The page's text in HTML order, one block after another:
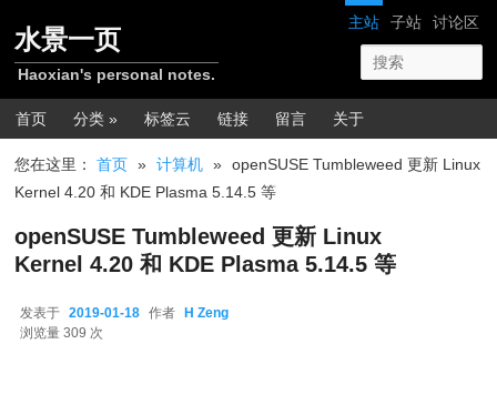
网站导航
主站 子站 讨论区
水景一页
Haoxian's personal notes.
主菜单
首页 分类 » 标签云 链接 留言 关于
您在这里：首页 » 计算机 » openSUSE Tumbleweed 更新 Linux
Kernel 4.20 和 KDE Plasma 5.14.5 等
openSUSE Tumbleweed 更新 Linux
Kernel 4.20 和 KDE Plasma 5.14.5 等
发表于 2019-01-18 作者 H Zeng
浏览量 309 次